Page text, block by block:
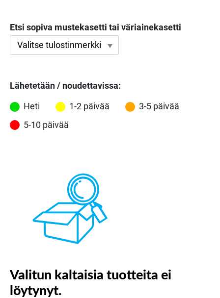
Etsi sopiva mustekasetti tai väriainekasetti
Lähetetään / noudettavissa:
Heti 1-2 päivää
3-5 päivää
5-10 päivää
Valitun kaltaisia tuotteita ei
löytynyt.